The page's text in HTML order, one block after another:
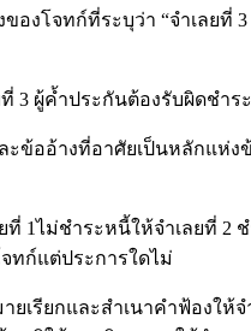
งโจทก์ที่ระบุว่า “จำเลย
ที่ 3 ผู้ค้ำประกันต้องรับผิดช
ออ้างที่อาศัยเป็นหลักแห่ง
1ไม่ชำระหนี้ให้จำเลยที่
ทก์แต่ประการใดไม่
รียกและสำเนาคำฟ้องให้